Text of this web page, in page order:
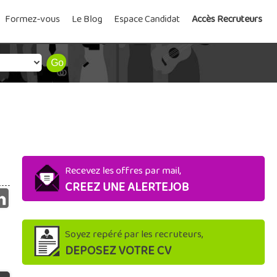
Formez-vous Le Blog Espace Candidat Accès Recruteurs
Recevez les offres par mail,
CREEZ UNE ALERTEJOB
Soyez repéré par les recruteurs,
DEPOSEZ VOTRE CV